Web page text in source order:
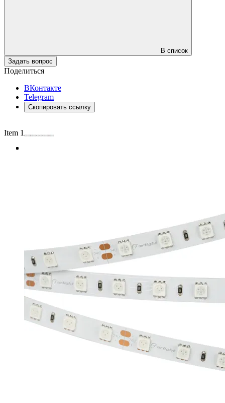
В список
Задать вопрос
Поделиться
ВКонтакте
Telegram
Скопировать ссылку
Item 1 of 4